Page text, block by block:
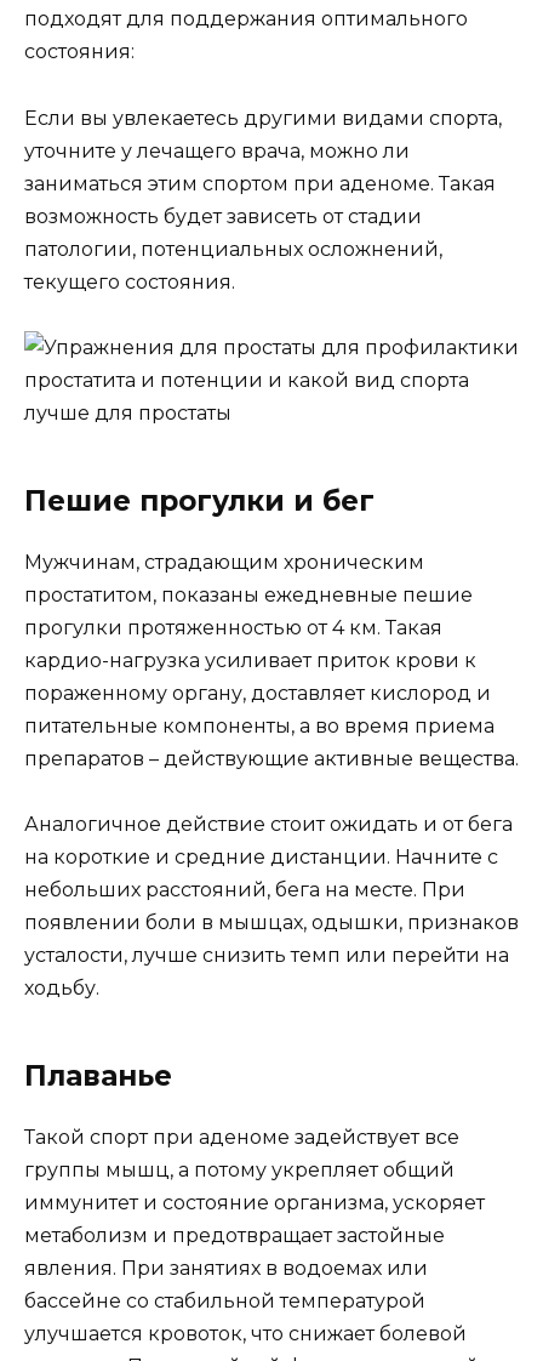
подходят для поддержания оптимального
состояния:
Если вы увлекаетесь другими видами спорта,
уточните у лечащего врача, можно ли
заниматься этим спортом при аденоме. Такая
возможность будет зависеть от стадии
патологии, потенциальных осложнений,
текущего состояния.
Пешие прогулки и бег
Мужчинам, страдающим хроническим
простатитом, показаны ежедневные пешие
прогулки протяженностью от 4 км. Такая
кардио-нагрузка усиливает приток крови к
пораженному органу, доставляет кислород и
питательные компоненты, а во время приема
препаратов – действующие активные вещества.
Аналогичное действие стоит ожидать и от бега
на короткие и средние дистанции. Начните с
небольших расстояний, бега на месте. При
появлении боли в мышцах, одышки, признаков
усталости, лучше снизить темп или перейти на
ходьбу.
Плаванье
Такой спорт при аденоме задействует все
группы мышц, а потому укрепляет общий
иммунитет и состояние организма, ускоряет
метаболизм и предотвращает застойные
явления. При занятиях в водоемах или
бассейне со стабильной температурой
улучшается кровоток, что снижает болевой